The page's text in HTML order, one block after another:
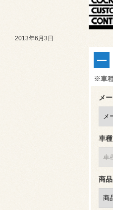
2013年6月3日
※車
メ
車種
商品